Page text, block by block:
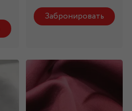
Забронировать